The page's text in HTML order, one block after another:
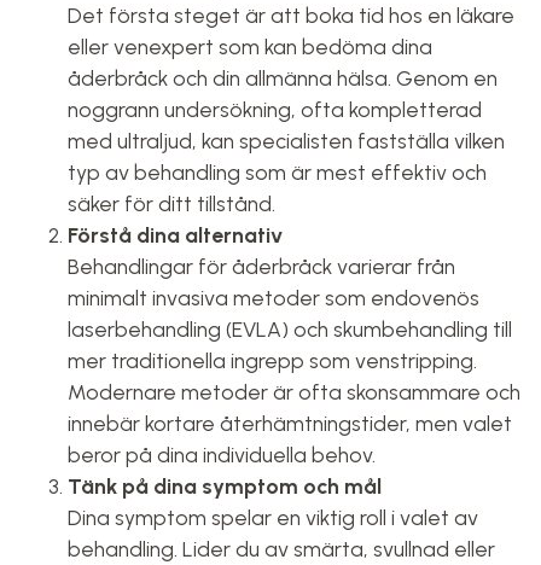
Det första steget är att boka tid hos en läkare
eller venexpert som kan bedöma dina
åderbråck och din allmänna hälsa. Genom en
noggrann undersökning, ofta kompletterad
med ultraljud, kan specialisten fastställa vilken
typ av behandling som är mest effektiv och
säker för ditt tillstånd.
Förstå dina alternativ
Behandlingar för åderbråck varierar från
minimalt invasiva metoder som endovenös
laserbehandling (EVLA) och skumbehandling till
mer traditionella ingrepp som venstripping.
Modernare metoder är ofta skonsammare och
innebär kortare återhämtningstider, men valet
beror på dina individuella behov.
Tänk på dina symptom och mål
Dina symptom spelar en viktig roll i valet av
behandling. Lider du av smärta, svullnad eller